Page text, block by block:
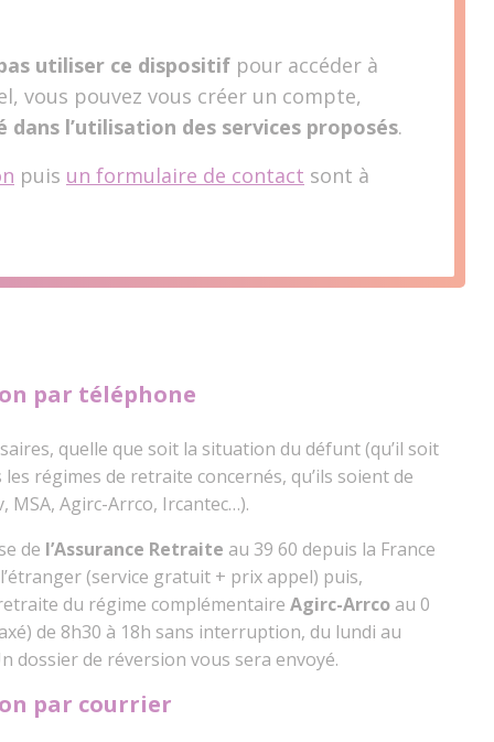
utiliser ce dispositif pour accéder à
vous pouvez vous créer un compte,
dans l’utilisation des services proposés.
puis un formulaire de contact sont à
par téléphone
quelle que soit la situation du défunt (qu’il soit
régimes de retraite concernés, qu’ils soient de
MSA, Agirc-Arrco, Ircantec…).
de l’Assurance Retraite au 39 60 depuis la France
(service gratuit + prix appel) puis,
du régime complémentaire Agirc-Arrco au 0
de 8h30 à 18h sans interruption, du lundi au
dossier de réversion vous sera envoyé.
par courrier